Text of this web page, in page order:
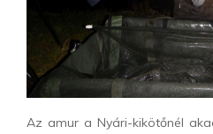
Az amur a Nyári-kikötőnél